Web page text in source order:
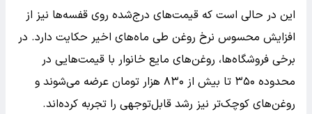
این در حالی است که قیمت‌های درج‌شده روی قفسه‌ها نیز از
افزایش محسوس نرخ روغن طی ماه‌های اخیر حکایت دارد. در
برخی فروشگاه‌ها، روغن‌های مایع خانوار با قیمت‌هایی در
محدوده ۳۵۰ تا بیش از ۸۳۰ هزار تومان عرضه می‌شوند و
روغن‌های کوچک‌تر نیز رشد قابل‌توجهی را تجربه کرده‌اند.